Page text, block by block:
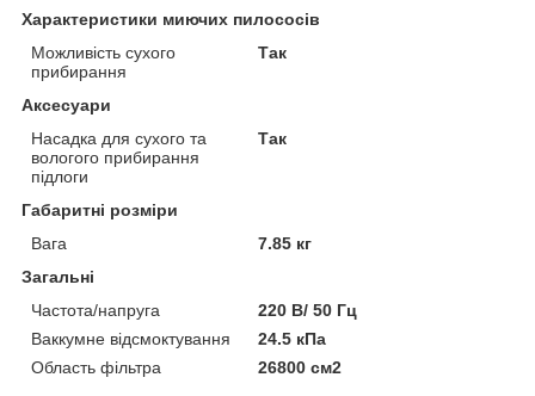
Характеристики миючих пилососів
Можливість сухого
прибирання
Так
Аксесуари
Насадка для сухого та
вологого прибирання
підлоги
Так
Габаритні розміри
Вага
7.85 кг
Загальні
Частота/напруга
220 В/ 50 Гц
Ваккумне відсмоктування
24.5 кПа
Область фільтра
26800 см2